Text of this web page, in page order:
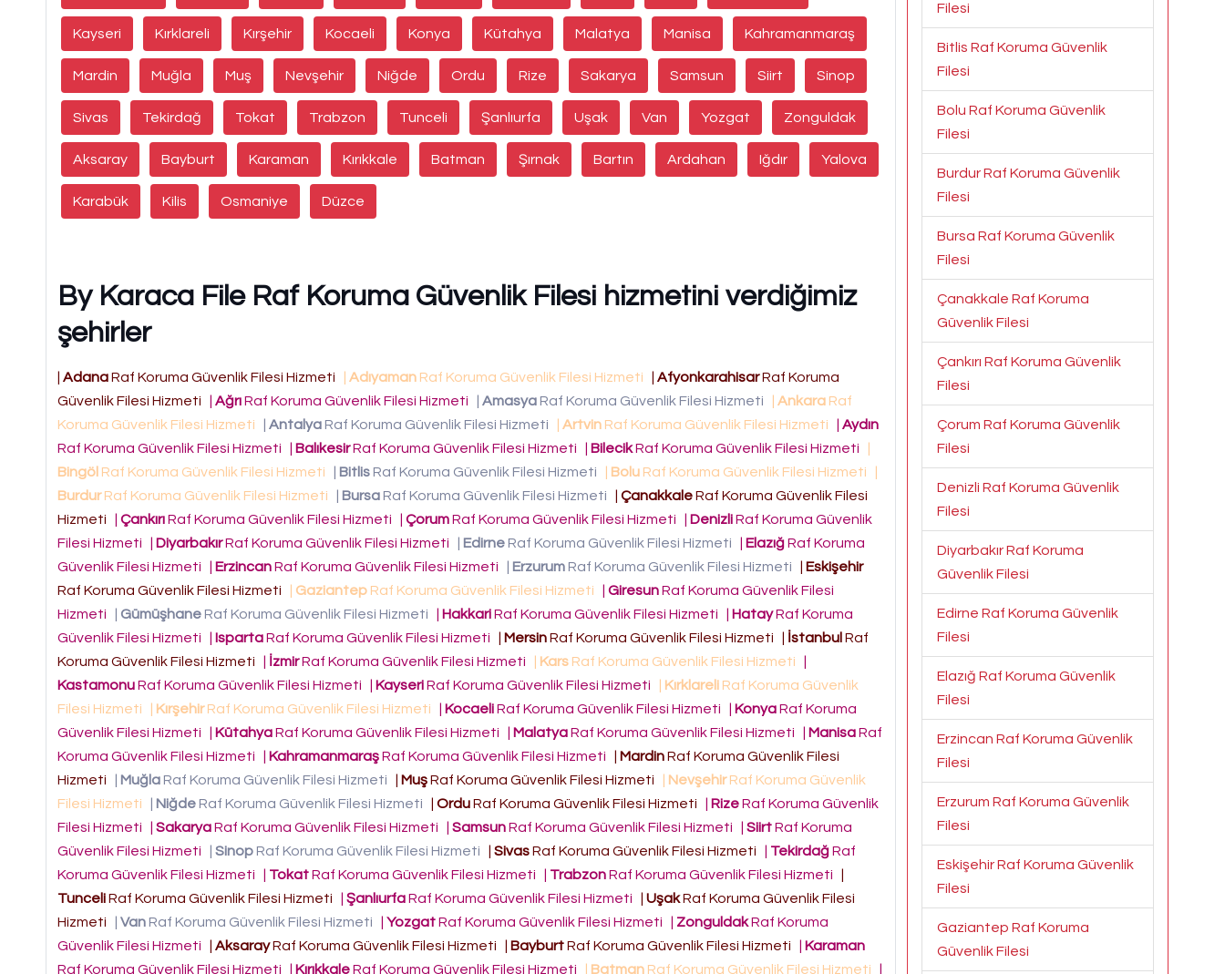
Kayseri Kırklareli Kırşehir Kocaeli Konya Kütahya Malatya Manisa Kahramanmaraş
Mardin Muğla Muş Nevşehir Niğde Ordu Rize Sakarya Samsun Siirt Sinop
Sivas Tekirdağ Tokat Trabzon Tunceli Şanlıurfa Uşak Van Yozgat Zonguldak
Aksaray Bayburt Karaman Kırıkkale Batman Şırnak Bartın Ardahan Iğdır Yalova
Karabük Kilis Osmaniye Düzce
By Karaca File Raf Koruma Güvenlik Filesi hizmetini verdiğimiz
şehirler
| AdanaRaf Koruma Güvenlik Filesi Hizmeti | Adıyaman Raf Koruma Güvenlik Filesi Hizmeti | AfyonkarahisarRaf Koruma
Güvenlik Filesi Hizmeti
| AğrıRaf Koruma Güvenlik Filesi Hizmeti | AmasyaRaf Koruma Güvenlik Filesi Hizmeti | Ankara Raf
Koruma Güvenlik Filesi Hizmeti
| AntalyaRaf Koruma Güvenlik Filesi Hizmeti | Artvin Raf Koruma Güvenlik Filesi Hizmeti | Aydın
Raf Koruma Güvenlik Filesi Hizmeti
| BalıkesirRaf Koruma Güvenlik Filesi Hizmeti | BilecikRaf Koruma Güvenlik Filesi Hizmeti
|
Bingöl Raf Koruma Güvenlik Filesi Hizmeti | BitlisRaf Koruma Güvenlik Filesi Hizmeti | Bolu Raf Koruma Güvenlik Filesi Hizmeti
|
BurdurRaf Koruma Güvenlik Filesi Hizmeti | BursaRaf Koruma Güvenlik Filesi Hizmeti | ÇanakkaleRaf Koruma Güvenlik Filesi
Hizmeti
| ÇankırıRaf Koruma Güvenlik Filesi Hizmeti | ÇorumRaf Koruma Güvenlik Filesi Hizmeti | DenizliRaf Koruma Güvenlik
Filesi Hizmeti
| DiyarbakırRaf Koruma Güvenlik Filesi Hizmeti | EdirneRaf Koruma Güvenlik Filesi Hizmeti | ElazığRaf Koruma
Güvenlik Filesi Hizmeti
| ErzincanRaf Koruma Güvenlik Filesi Hizmeti | ErzurumRaf Koruma Güvenlik Filesi Hizmeti | Eskişehir
Raf Koruma Güvenlik Filesi Hizmeti
| Gaziantep Raf Koruma Güvenlik Filesi Hizmeti | GiresunRaf Koruma Güvenlik Filesi
Hizmeti
| GümüşhaneRaf Koruma Güvenlik Filesi Hizmeti | HakkariRaf Koruma Güvenlik Filesi Hizmeti | HatayRaf Koruma
Güvenlik Filesi Hizmeti
| IspartaRaf Koruma Güvenlik Filesi Hizmeti | MersinRaf Koruma Güvenlik Filesi Hizmeti | İstanbulRaf
Koruma Güvenlik Filesi Hizmeti
| İzmirRaf Koruma Güvenlik Filesi Hizmeti | Kars Raf Koruma Güvenlik Filesi Hizmeti
|
KastamonuRaf Koruma Güvenlik Filesi Hizmeti | KayseriRaf Koruma Güvenlik Filesi Hizmeti | Kırklareli Raf Koruma Güvenlik
Filesi Hizmeti
| KırşehirRaf Koruma Güvenlik Filesi Hizmeti | KocaeliRaf Koruma Güvenlik Filesi Hizmeti | KonyaRaf Koruma
Güvenlik Filesi Hizmeti
| KütahyaRaf Koruma Güvenlik Filesi Hizmeti | MalatyaRaf Koruma Güvenlik Filesi Hizmeti | ManisaRaf
Koruma Güvenlik Filesi Hizmeti
| KahramanmaraşRaf Koruma Güvenlik Filesi Hizmeti | MardinRaf Koruma Güvenlik Filesi
Hizmeti
| MuğlaRaf Koruma Güvenlik Filesi Hizmeti | MuşRaf Koruma Güvenlik Filesi Hizmeti | NevşehirRaf Koruma Güvenlik
Filesi Hizmeti
| NiğdeRaf Koruma Güvenlik Filesi Hizmeti | OrduRaf Koruma Güvenlik Filesi Hizmeti | RizeRaf Koruma Güvenlik
Filesi Hizmeti
| SakaryaRaf Koruma Güvenlik Filesi Hizmeti | SamsunRaf Koruma Güvenlik Filesi Hizmeti | SiirtRaf Koruma
Güvenlik Filesi Hizmeti
| SinopRaf Koruma Güvenlik Filesi Hizmeti | SivasRaf Koruma Güvenlik Filesi Hizmeti | TekirdağRaf
Koruma Güvenlik Filesi Hizmeti
| TokatRaf Koruma Güvenlik Filesi Hizmeti | TrabzonRaf Koruma Güvenlik Filesi Hizmeti
|
TunceliRaf Koruma Güvenlik Filesi Hizmeti | ŞanlıurfaRaf Koruma Güvenlik Filesi Hizmeti | UşakRaf Koruma Güvenlik Filesi
Hizmeti
| VanRaf Koruma Güvenlik Filesi Hizmeti | YozgatRaf Koruma Güvenlik Filesi Hizmeti | ZonguldakRaf Koruma
Güvenlik Filesi Hizmeti
| AksarayRaf Koruma Güvenlik Filesi Hizmeti | BayburtRaf Koruma Güvenlik Filesi Hizmeti | Karaman
Raf Koruma Güvenlik Filesi Hizmeti
| KırıkkaleRaf Koruma Güvenlik Filesi Hizmeti | Batman Raf Koruma Güvenlik Filesi Hizmeti |
Filesi
Bitlis Raf Koruma Güvenlik
Filesi
Bolu Raf Koruma Güvenlik
Filesi
Burdur Raf Koruma Güvenlik
Filesi
Bursa Raf Koruma Güvenlik
Filesi
Çanakkale Raf Koruma
Güvenlik Filesi
Çankırı Raf Koruma Güvenlik
Filesi
Çorum Raf Koruma Güvenlik
Filesi
Denizli Raf Koruma Güvenlik
Filesi
Diyarbakır Raf Koruma
Güvenlik Filesi
Edirne Raf Koruma Güvenlik
Filesi
Elazığ Raf Koruma Güvenlik
Filesi
Erzincan Raf Koruma Güvenlik
Filesi
Erzurum Raf Koruma Güvenlik
Filesi
Eskişehir Raf Koruma Güvenlik
Filesi
Gaziantep Raf Koruma
Güvenlik Filesi